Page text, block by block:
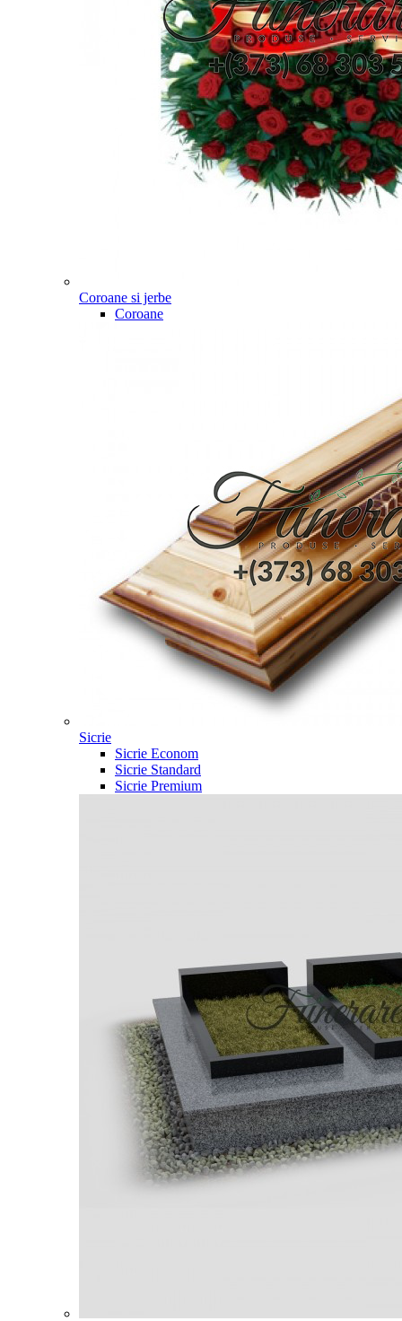
Coroane si jerbe
Coroane
Sicrie
Sicrie Econom
Sicrie Standard
Sicrie Premium